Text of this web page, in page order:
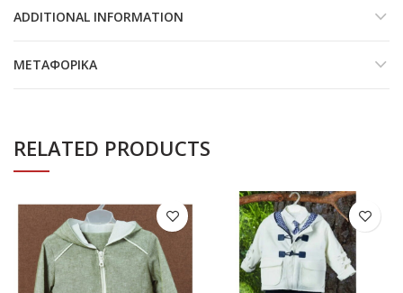
ADDITIONAL INFORMATION
ΜΕΤΑΦΟΡΙΚΆ
RELATED PRODUCTS